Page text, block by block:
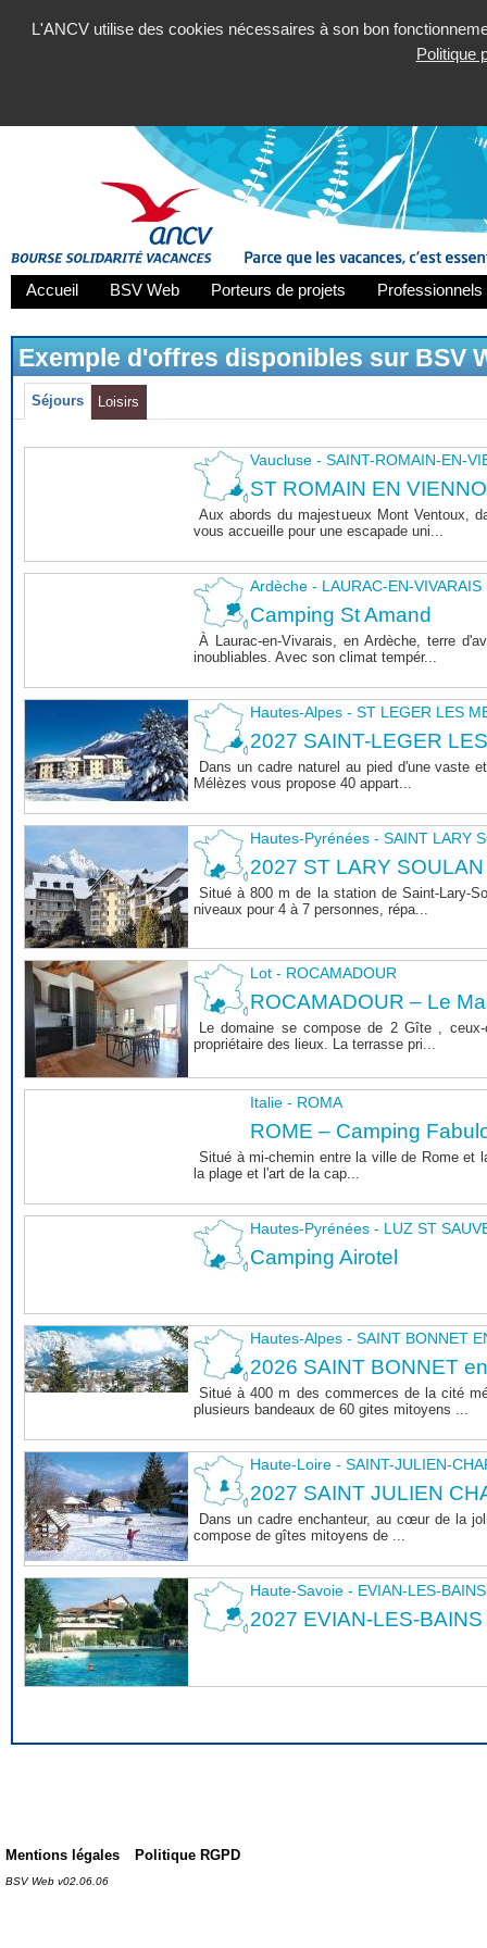
L'ANCV utilise des cookies nécessaires à son bon
Politique
Accueil BSV Web Porteurs de projets
Exemple d'offres disponibles sur BSV
Séjours Loisirs
Vaucluse - SAINT-ROMAIN-EN-
ST ROMAIN EN
Aux abords du majestueux Mont Ventoux,
vous accueille pour une escapade uni...
Ardèche - LAURAC-EN-VIVARAIS
Camping St Amand
À Laurac-en-Vivarais, en Ardèche, terre
inoubliables. Avec son climat tempér...
Hautes-Alpes - ST LEGER LES
2027 SAINT-LEGER
Dans un cadre naturel au pied d'une vaste
Mélèzes vous propose 40 appart...
Hautes-Pyrénées - SAINT LARY
2027 ST LARY SOULAN
Situé à 800 m de la station de Saint-Lary-
niveaux pour 4 à 7 personnes, répa...
Lot - ROCAMADOUR
ROCAMADOUR – Le
Le domaine se compose de 2 Gîte ,
propriétaire des lieux. La terrasse pri...
Italie - ROMA
ROME – Camping
Situé à mi-chemin entre la ville de Rome et
la plage et l'art de la cap...
Hautes-Pyrénées - LUZ ST
Camping Airotel
Hautes-Alpes - SAINT BONNET
2026 SAINT BONNET
Situé à 400 m des commerces de la cité
plusieurs bandeaux de 60 gites mitoyens ...
Haute-Loire - SAINT-JULIEN-
2027 SAINT JULIEN
Dans un cadre enchanteur, au cœur de la
compose de gîtes mitoyens de ...
Haute-Savoie - EVIAN-LES-BAINS
2027 EVIAN-LES-BAINS
Mentions légales Politique RGPD
BSV Web v02.06.06